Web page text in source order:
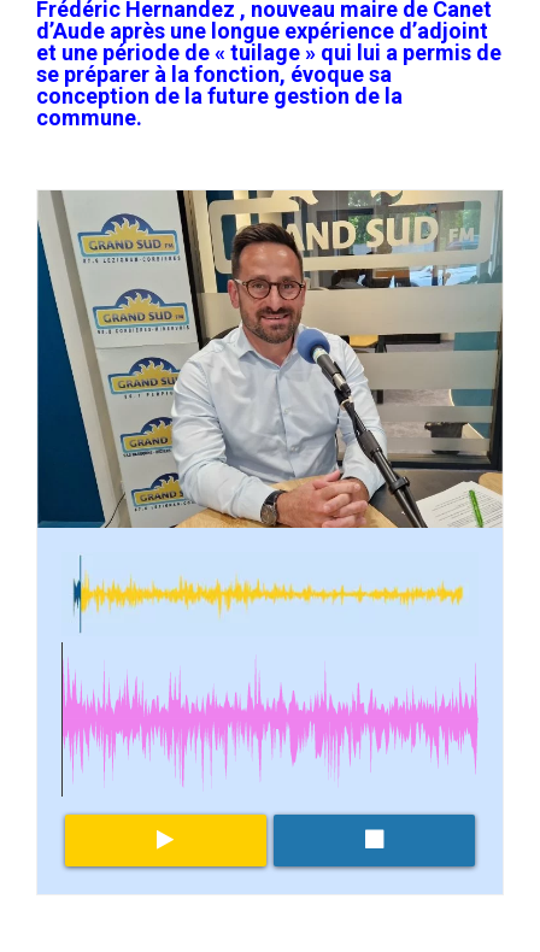
Frédéric Hernandez , nouveau maire de Canet
d’Aude après une longue expérience d’adjoint
et une période de « tuilage » qui lui a permis de
se préparer à la fonction, évoque sa
conception de la future gestion de la
commune.